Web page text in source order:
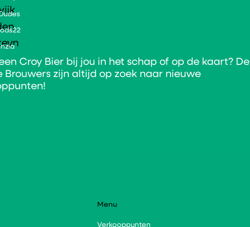
Croy Bier bij jou in het schap of op de kaart? De
Brouwers zijn altijd op zoek naar nieuwe
Menu
Verkooppunten